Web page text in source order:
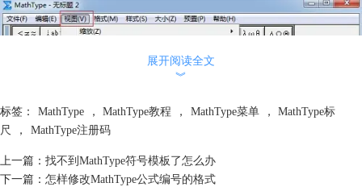
展开阅读全文
︾
标签： MathType ， MathType教程 ， MathType菜单 ，
MathType标
尺
， MathType注册码
上一篇： 找不到MathType符号模板了怎么办
下一篇： 怎样修改MathType公式编号的格式